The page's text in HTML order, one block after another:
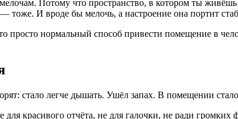
Потому что пространство, в котором ты
И вроде бы мелочь, а настроение она портит
нормальный способ привести помещение в
стало легче дышать. Ушёл запах. В помещении
красивого отчёта, не для галочки, не ради